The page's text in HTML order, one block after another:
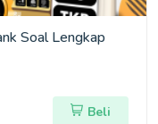
Soal Lengkap
Beli